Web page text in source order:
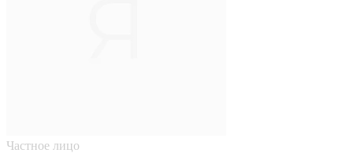
Частное лицо